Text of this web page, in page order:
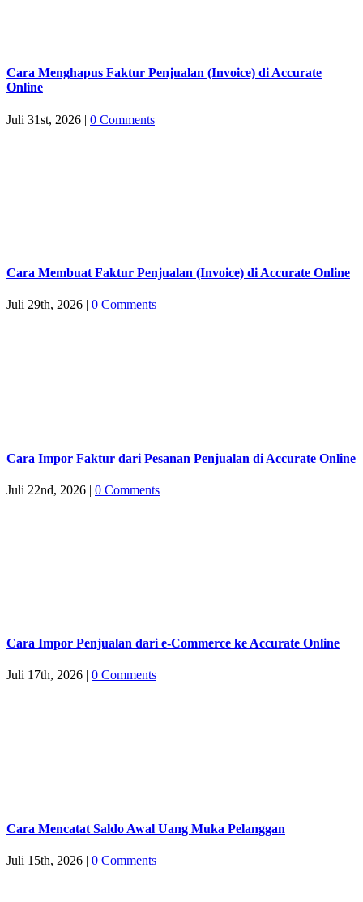
Cara Menghapus Faktur Penjualan (Invoice) di Accurate
Online
Juli 31st, 2026 | 0 Comments
Cara Membuat Faktur Penjualan (Invoice) di Accurate Online
Juli 29th, 2026 | 0 Comments
Cara Impor Faktur dari Pesanan Penjualan di Accurate Online
Juli 22nd, 2026 | 0 Comments
Cara Impor Penjualan dari e-Commerce ke Accurate Online
Juli 17th, 2026 | 0 Comments
Cara Mencatat Saldo Awal Uang Muka Pelanggan
Juli 15th, 2026 | 0 Comments